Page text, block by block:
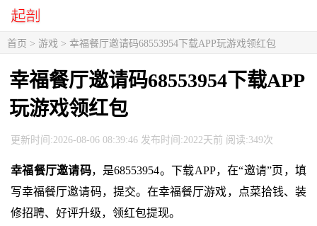
首页 > 游戏 > 幸福餐厅邀请码68553954下载APP玩游戏领红包
幸福餐厅邀请码68553954下载APP
玩游戏领红包
更新时间:2026-08-06 08:39:46 发布时间:2022天前 阅读:349次
幸福餐厅邀请码，是68553954。下载APP，在“邀请”页，填
写幸福餐厅邀请码，提交。在幸福餐厅游戏，点菜拾钱、装
修招聘、好评升级，领红包提现。